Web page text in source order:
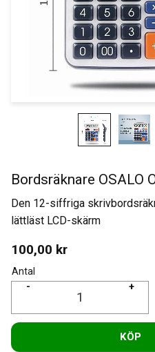
Bordsräknare OSALO
Den 12-siffriga
lättläst LCD-skärm
100,00 kr
Antal
+
-
KÖP